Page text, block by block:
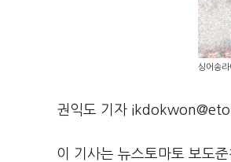
싱어송
권익도 기자
이 기사는 뉴스토마토 보도